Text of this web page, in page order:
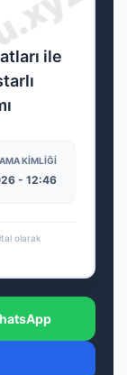
ile
KIMLIĞI
- 12:46
olarak